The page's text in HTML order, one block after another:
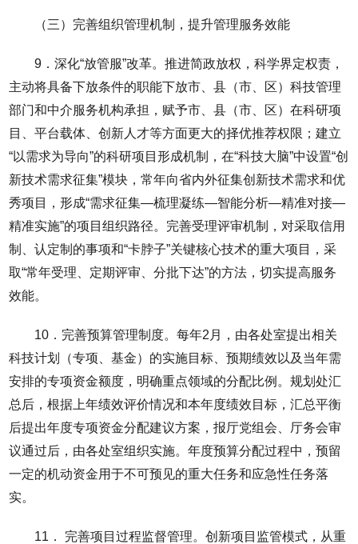
（三）完善组织管理机制，提升管理服务效能
9．深化“放管服”改革。推进简政放权，科学界定权责，
主动将具备下放条件的职能下放市、县（市、区）科技管理
部门和中介服务机构承担，赋予市、县（市、区）在科研项
目、平台载体、创新人才等方面更大的择优推荐权限；建立
“以需求为导向”的科研项目形成机制，在“科技大脑”中设置“创
新技术需求征集”模块，常年向省内外征集创新技术需求和优
秀项目，形成“需求征集—梳理凝练—智能分析—精准对接—
精准实施”的项目组织路径。完善受理评审机制，对采取信用
制、认定制的事项和“卡脖子”关键核心技术的重大项目，采
取“常年受理、定期评审、分批下达”的方法，切实提高服务
效能。
10．完善预算管理制度。每年2月，由各处室提出相关
科技计划（专项、基金）的实施目标、预期绩效以及当年需
安排的专项资金额度，明确重点领域的分配比例。规划处汇
总后，根据上年绩效评价情况和本年度绩效目标，汇总平衡
后提出年度专项资金分配建议方案，报厅党组会、厅务会审
议通过后，由各处室组织实施。年度预算分配过程中，预留
一定的机动资金用于不可预见的重大任务和应急性任务落
实。
11． 完善项目过程监督管理。创新项目监管模式，从重